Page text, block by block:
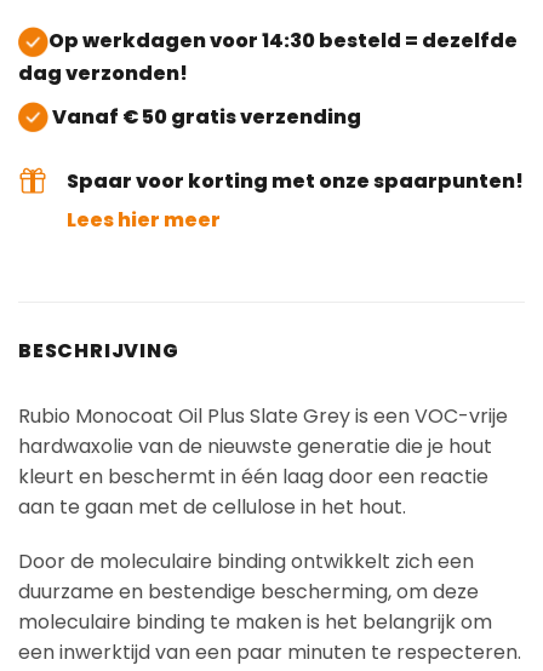
Op werkdagen voor 14:30 besteld = dezelfde
dag verzonden!
Vanaf € 50 gratis verzending
Spaar voor korting met onze spaarpunten!
Lees hier meer
BESCHRIJVING
Rubio Monocoat Oil Plus Slate Grey is een VOC-vrije
hardwaxolie van de nieuwste generatie die je hout
kleurt en beschermt in één laag door een reactie
aan te gaan met de cellulose in het hout.
Door de moleculaire binding ontwikkelt zich een
duurzame en bestendige bescherming, om deze
moleculaire binding te maken is het belangrijk om
een inwerktijd van een paar minuten te respecteren.